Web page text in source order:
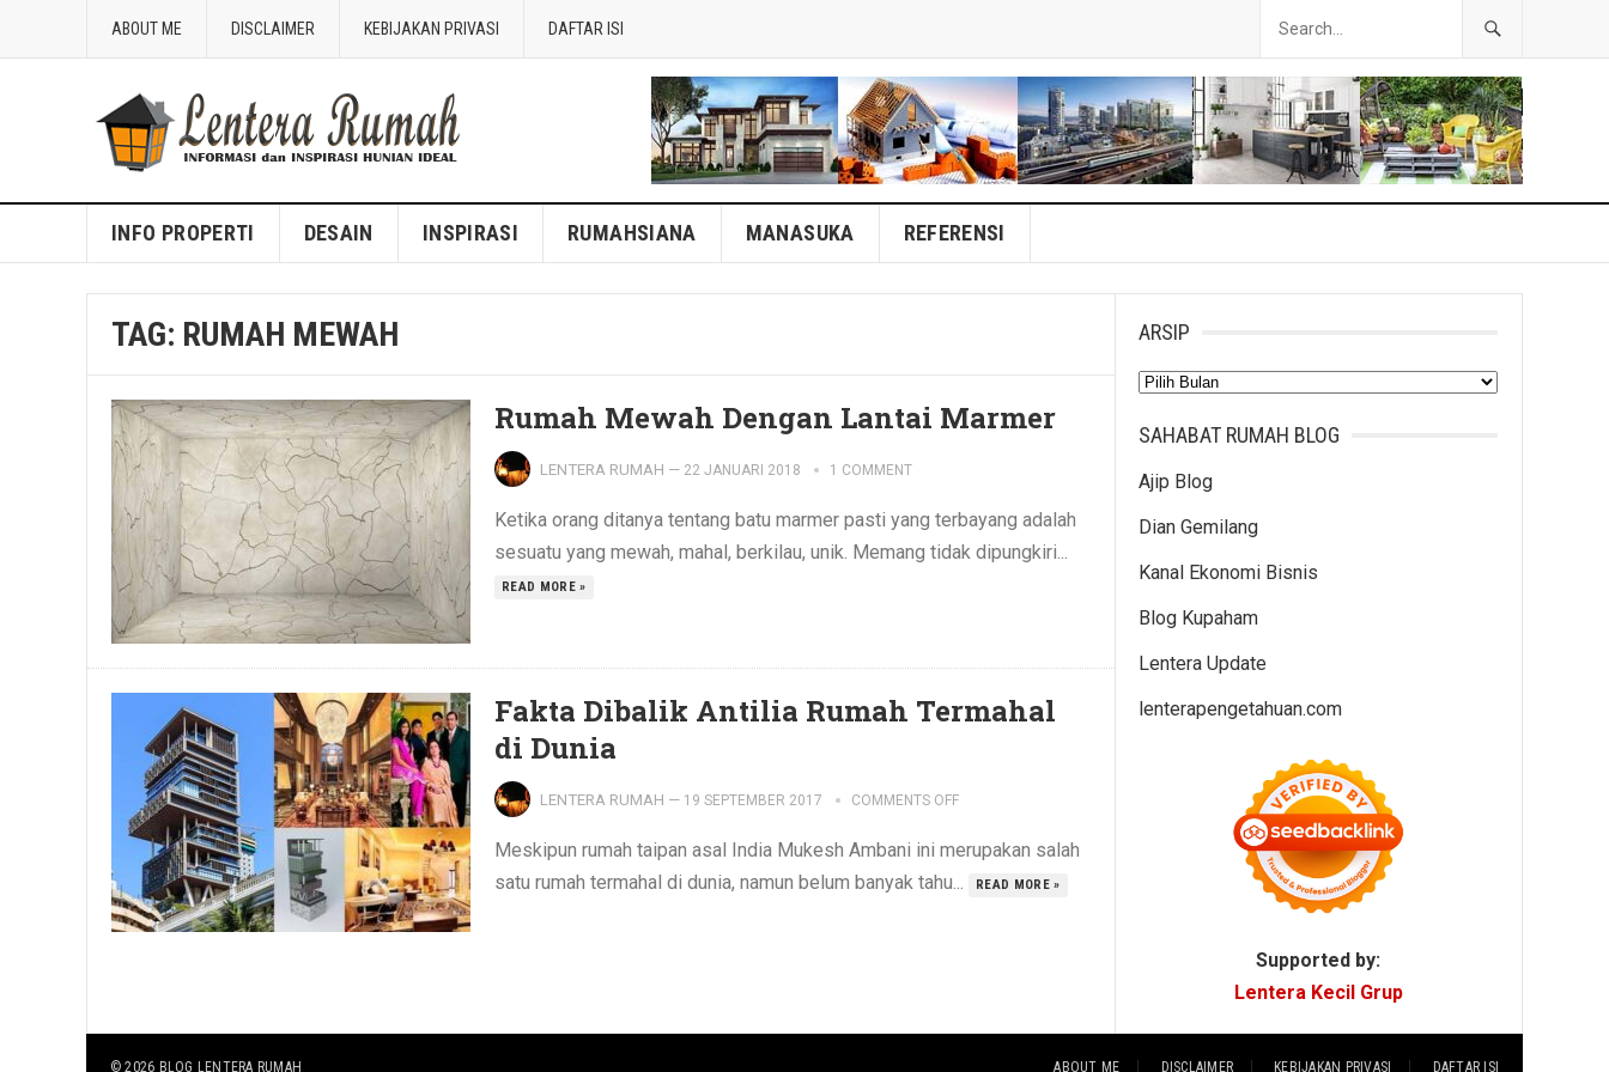
ABOUT ME DISCLAIMER KEBIJAKAN PRIVASI DAFTAR ISI
Blog Lentera Rumah
INFO PROPERTI DESAIN INSPIRASI RUMAHSIANA MANASUKA REFERENSI
TAG: RUMAH MEWAH
Rumah Mewah Dengan Lantai Marmer
LENTERA RUMAH — 22 JANUARI 2018 1 COMMENT
Ketika orang ditanya tentang batu marmer pasti yang terbayang adalah
sesuatu yang mewah, mahal, berkilau, unik. Memang tidak dipungkiri...
READ MORE »
Fakta Dibalik Antilia Rumah Termahal
di Dunia
LENTERA RUMAH — 19 SEPTEMBER 2017 COMMENTS OFF
Meskipun rumah taipan asal India Mukesh Ambani ini merupakan salah
satu rumah termahal di dunia, namun belum banyak tahu...
READ MORE »
ARSIP
Arsip
SAHABAT RUMAH BLOG
Ajip Blog
Dian Gemilang
Kanal Ekonomi Bisnis
Blog Kupaham
Lentera Update
lenterapengetahuan.com
Supported by:
Lentera Kecil Grup
© 2026 BLOG LENTERA RUMAH ABOUT ME DISCLAIMER KEBIJAKAN PRIVASI DAFTAR ISI